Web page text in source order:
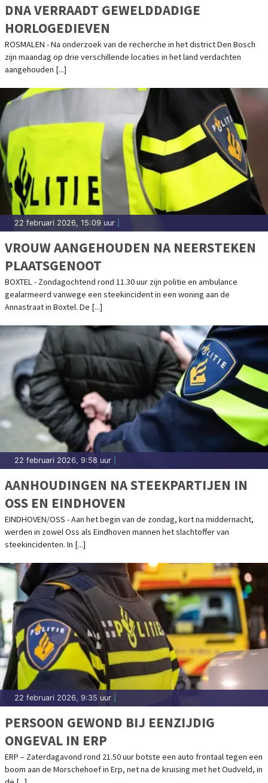
DNA VERRAADT GEWELDDADIGE
HORLOGEDIEVEN
ROSMALEN - Na onderzoek van de recherche in het district Den Bosch
zijn maandag op drie verschillende locaties in het land verdachten
aangehouden [...]
22 februari 2026, 15:09 uur
VROUW AANGEHOUDEN NA NEERSTEKEN
PLAATSGENOOT
BOXTEL - Zondagochtend rond 11.30 uur zijn politie en ambulance
gealarmeerd vanwege een steekincident in een woning aan de
Annastraat in Boxtel. De [...]
22 februari 2026, 9:58 uur
AANHOUDINGEN NA STEEKPARTIJEN IN
OSS EN EINDHOVEN
EINDHOVEN/OSS - Aan het begin van de zondag, kort na middernacht,
werden in zowel Oss als Eindhoven mannen het slachtoffer van
steekincidenten. In [...]
22 februari 2026, 9:35 uur
PERSOON GEWOND BIJ EENZIJDIG
ONGEVAL IN ERP
ERP – Zaterdagavond rond 21.50 uur botste een auto frontaal tegen een
boom aan de Morschehoef in Erp, net na de kruising met het Oudveld, in